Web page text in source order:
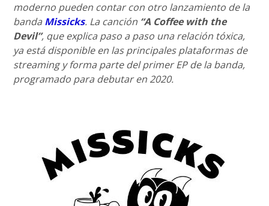
moderno pueden contar con otro lanzamiento de la
banda Missicks. La canción “A Coffee with the
Devil”, que explica paso a paso una relación tóxica,
ya está disponible en las principales plataformas de
streaming y forma parte del primer EP de la banda,
programado para debutar en 2020.